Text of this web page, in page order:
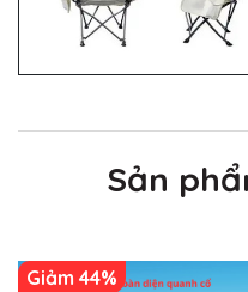
Sản
Giảm 44%